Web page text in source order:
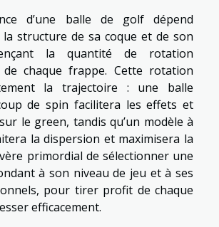
d’une balle de golf dépend
structure de sa coque et de son
la quantité de rotation
chaque frappe. Cette rotation
la trajectoire : une balle
de spin facilitera les effets et
le green, tandis qu’un modèle à
la dispersion et maximisera la
primordial de sélectionner une
à son niveau de jeu et à ses
pour tirer profit de chaque
efficacement.